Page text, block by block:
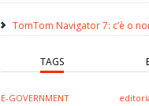
TomTom Navigator 7: c’è o
TAGS
E-GOVERNMENT